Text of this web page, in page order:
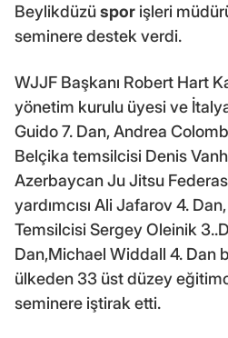
Beylikdüzüspor işleri
seminere destek verdi.
WJJF Başkanı Robert Hart
yönetim kurulu üyesi ve
Guido 7. Dan, Andrea
Belçika temsilcisi Denis
Azerbaycan Ju Jitsu
yardımcısı Ali Jafarov 4.
Temsilcisi Sergey Oleinik
Dan,Michael Widdall 4. Dan
ülkeden 33 üst düzey
seminere iştirak etti.